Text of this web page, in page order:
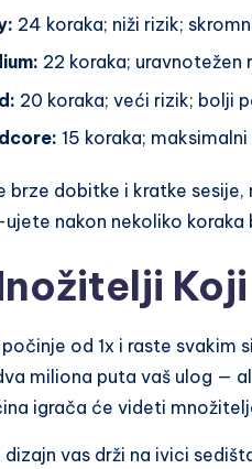
24 koraka; niži rizik;
22 koraka; uravnotežen
20 koraka; veći rizik; bolji
15 koraka;
brze dobitke i kratke
nakon nekoliko koraka
od 1x i raste svakim
miliona puta vaš ulog —
igrača će videti
dizajn vas drži na ivici